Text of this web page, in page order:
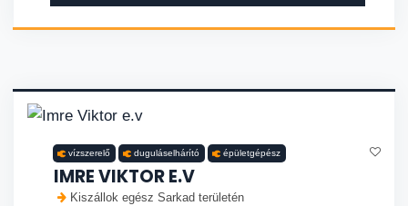
vízszerelő duguláselhárító épületgépész
IMRE VIKTOR E.V
Kiszállok egész Sarkad területén